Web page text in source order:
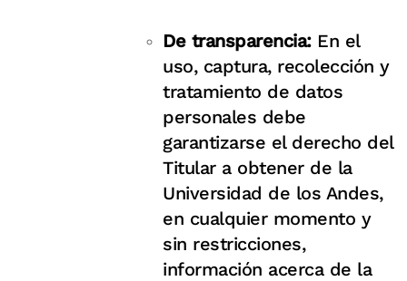
De transparencia:En el
uso, captura, recolección y
tratamiento de datos
personales debe
garantizarse el derecho del
Titular a obtener de la
Universidad de los Andes,
en cualquier momento y
sin restricciones,
información acerca de la